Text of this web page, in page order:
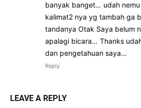
banyak banget… udah
kalimat2 nya yg tambah ga
tandanya Otak Saya belum
apalagi bicara… Thanks
dan pengetahuan saya…
Reply
LEAVE A REPLY